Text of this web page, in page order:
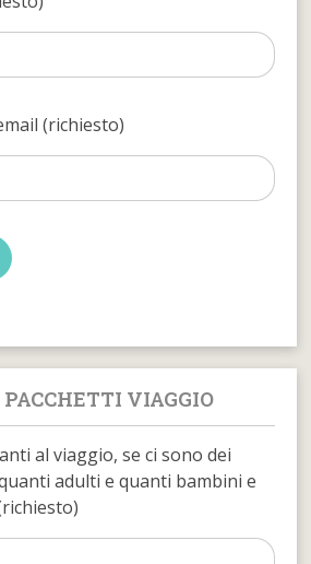
(richiesto)
VIAGGIO
al viaggio, se ci sono dei
adulti e quanti bambini e